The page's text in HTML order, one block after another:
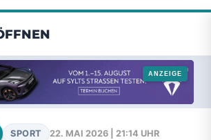
SPORT 22. MAI 2026 | 21:14 UHR